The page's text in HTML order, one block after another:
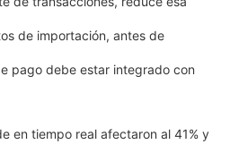
de importación, antes de
pago debe estar integrado con
en tiempo real afectaron al 41% y